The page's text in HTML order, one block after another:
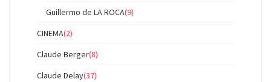
Guillermo de LA ROCA(9)
CINEMA(2)
Claude Berger(8)
Claude Delay(37)